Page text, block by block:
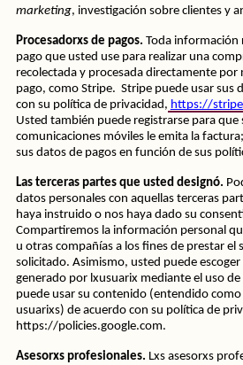
marketing, investigación sobre clientes y
Procesadorxs de pagos. Toda información
pago que usted use para realizar una
recolectada y procesada directamente
pago, como Stripe.  Stripe puede usar sus
con su política de privacidad, https://
Usted también puede registrarse para que
comunicaciones móviles le emita la
sus datos de pagos en función de sus
Las terceras partes que usted designó.
datos personales con aquellas terceras
haya instruido o nos haya dado su
Compartiremos la información personal
u otras compañías a los fines de prestar el
solicitado. Asimismo, usted puede
generado por lxusuarix mediante el uso de
puede usar su contenido (entendido
usuarixs) de acuerdo con su política de
https://policies.google.com.
Asesorxs profesionales. Lxs asesorxs